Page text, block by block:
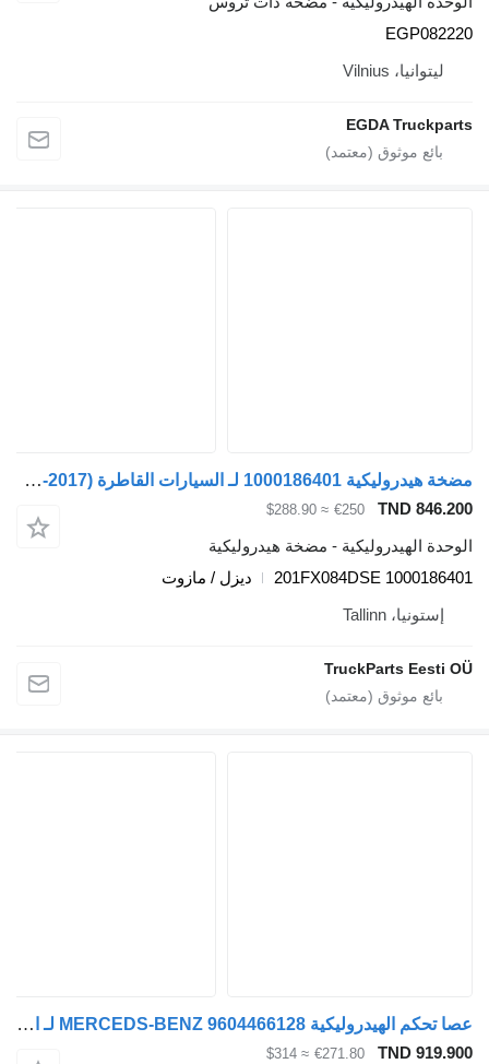
ليتوانيا، Vilnius
EGDA
مضخة هيدروليكية 1000186401 لـ السيارات القاطرة Scania P,G,R,T-series (2004-2017)
TND
€250
≈ $288.90
الهيدروليكية - مضخة هيدروليكية
1000186401
ديزل / مازوت
إستونيا، Tallinn
TruckParts Eesti
عصا تحكم الهيدروليكية MERCEDS-BENZ 9604466128 لـ السيارات القاطرة Mercedes-Benz Antos, Arocs, Actros MP4 (2012-)
TND
€271.80
≈ $314